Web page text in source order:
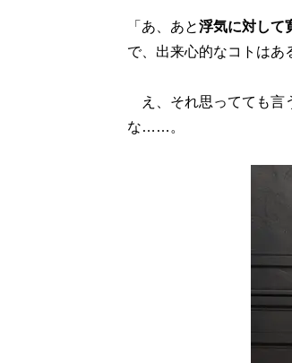
「あ、あと浮気に対して
で、出来心的なコトはあ
え、それ思ってても言
な……。